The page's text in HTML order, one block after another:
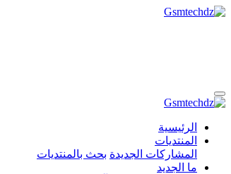
الرئيسية
المنتديات
المشاركات الجديدة بحث بالمنتديات
ما الجديد